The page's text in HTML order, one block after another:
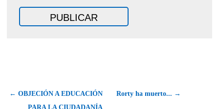
← OBJECIÓN A EDUCACIÓN
PARA LA CIUDADANÍA
Rorty ha muerto... →